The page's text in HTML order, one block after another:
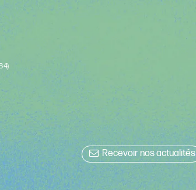
Recevoir nos actualités